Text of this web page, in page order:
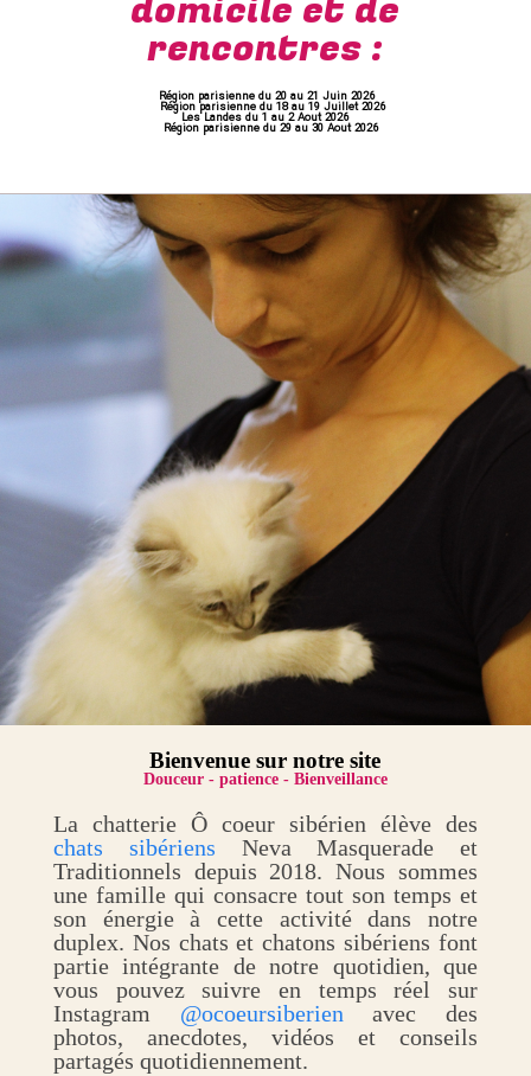
domicile et de
rencontres :
Région parisienne du 20 au 21 Juin 2026
Région parisienne du 18 au 19 Juillet 2026
Les Landes du 1 au 2 Aout 2026
Région parisienne du 29 au 30 Aout 2026
Bienvenue sur notre site
Douceur - patience - Bienveillance
La chatterie Ô coeur sibérien élève des
chats sibériens Neva Masquerade et
Traditionnels depuis 2018. Nous sommes
une famille qui consacre tout son temps et
son énergie à cette activité dans notre
duplex. Nos chats et chatons sibériens font
partie intégrante de notre quotidien, que
vous pouvez suivre en temps réel sur
Instagram @ocoeursiberien avec des
photos, anecdotes, vidéos et conseils
partagés quotidiennement.